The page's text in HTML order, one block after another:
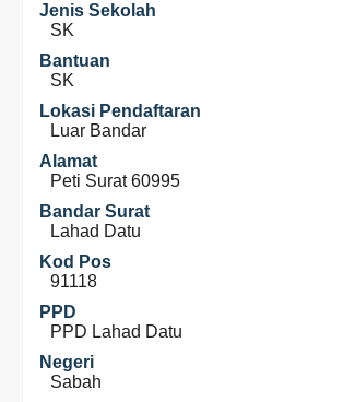
Jenis Sekolah
SK
Bantuan
SK
Lokasi Pendaftaran
Luar Bandar
Alamat
Peti Surat 60995
Bandar Surat
Lahad Datu
Kod Pos
91118
PPD
PPD Lahad Datu
Negeri
Sabah